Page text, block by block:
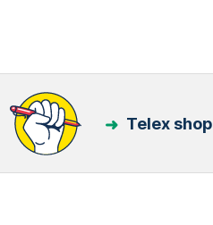
Telex shop